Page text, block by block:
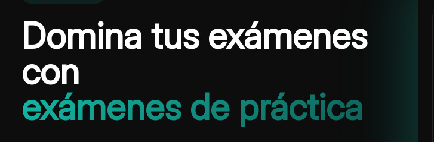
Domina tus exámenes
con
exámenes de práctica